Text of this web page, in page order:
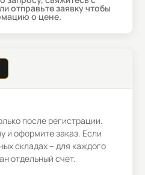
отправьте заявку чтобы
о цене.
после регистрации.
и оформите заказ. Если
складах – для каждого
отдельный счет.